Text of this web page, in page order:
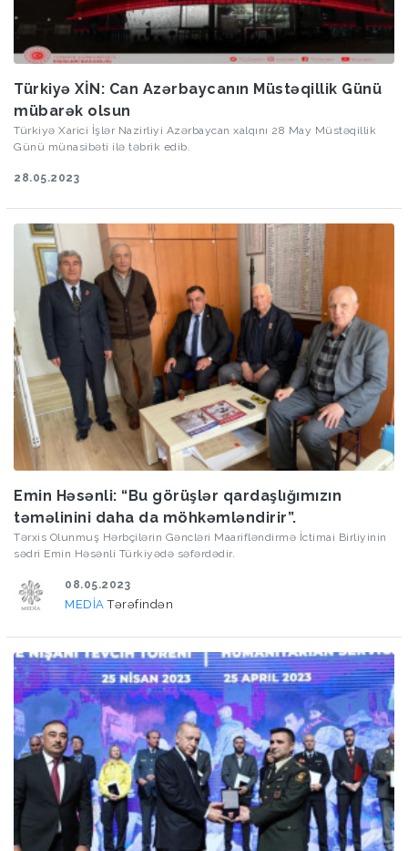
Türkiyə XİN: Can Azərbaycanın Müstəqillik Günü
mübarək olsun
Türkiyə Xarici İşlər Nazirliyi Azərbaycan xalqını 28 May Müstəqillik
Günü münasibəti ilə təbrik edib.
28.05.2023
Emin Həsənli: “Bu görüşlər qardaşlığımızın
təməlinini daha da möhkəmləndirir”.
Tərxis Olunmuş Hərbçilərin Gəncləri Maarifləndirmə İctimai Birliyinin
sədri Emin Həsənli Türkiyədə səfərdədir.
08.05.2023
MEDİATərəfindən